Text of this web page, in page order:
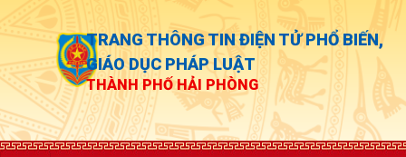
TRANG THÔNG TIN ĐIỆN TỬ PHỔ BIẾN,
GIÁO DỤC PHÁP LUẬT
THÀNH PHỐ HẢI PHÒNG